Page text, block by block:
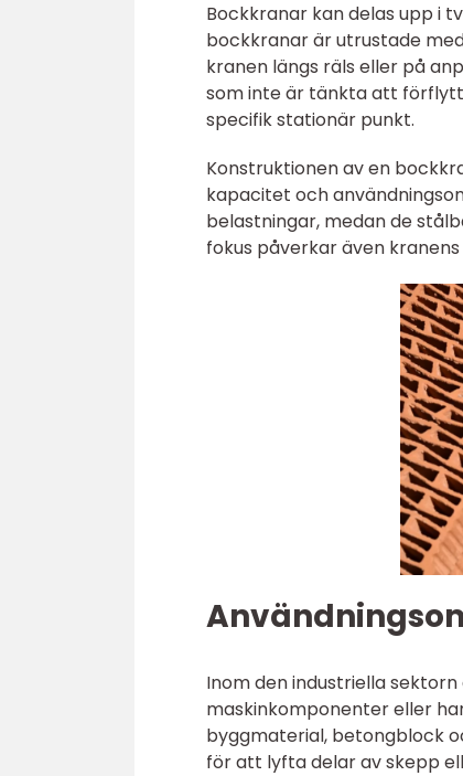
Bockkranar kan delas upp i
bockkranar är utrustade
kranen längs räls eller på
som inte är tänkta att
specifik stationär punkt.
Konstruktionen av en
kapacitet och
belastningar, medan de
fokus påverkar även
Inom den industriella
maskinkomponenter eller
byggmaterial, betongblock
för att lyfta delar av skepp